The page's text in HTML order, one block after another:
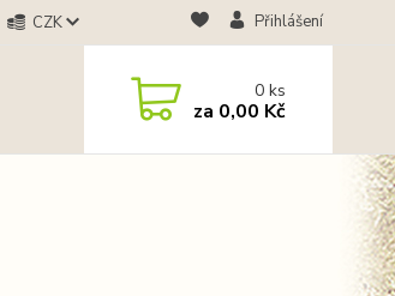
CZK Přihlášení
0ks
za 0,00 Kč